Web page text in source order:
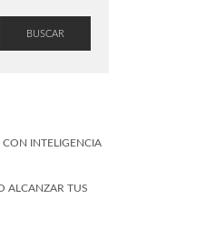
BUSCAR
INTELIGENCIA
ALCANZAR TUS